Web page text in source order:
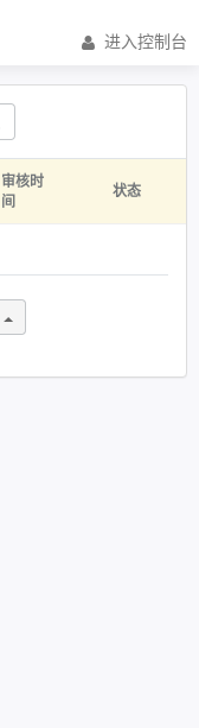
进入控制台
审核时
间
状态